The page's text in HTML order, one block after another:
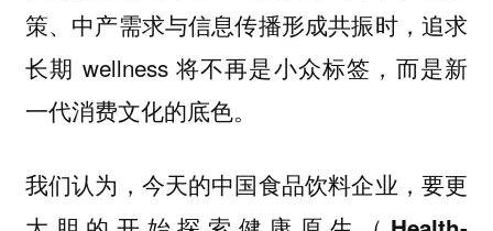
策、中产需求与信息传播形成共振时，追求
长期 wellness 将不再是小众标签，而是新
一代消费文化的底色。
我们认为，今天的中国食品饮料企业，要更